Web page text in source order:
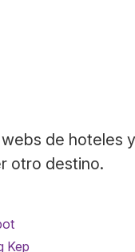
de hoteles
otro destino.
Kep